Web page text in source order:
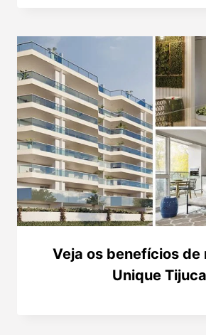
Veja os benefícios de
Unique Tijuca